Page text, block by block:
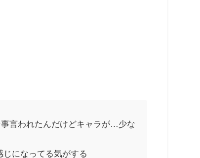
言われたんだけどキャラが…少な
になってる気がする